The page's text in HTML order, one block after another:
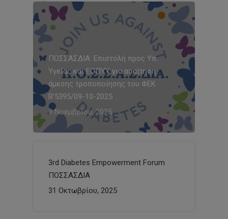
ΠΟΣΣΑΣΔΙΑ: Επιστολή προς Υπ.
Υγείας και ΕΟΠΥΥ για απαίτηση
άμεσης τροποποίησης του ΦΕΚ
Β’5395/09-10-2025
3 Νοεμβρίου, 2025
3rd Diabetes Empowerment Forum
ΠΟΣΣΑΣΔΙΑ
31 Οκτωβρίου, 2025